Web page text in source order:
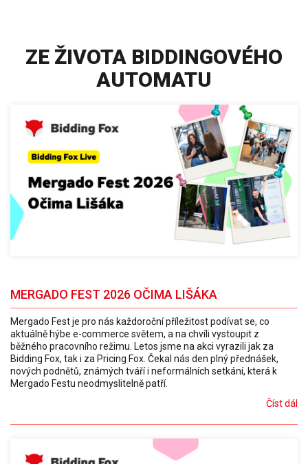
ZE ŽIVOTA BIDDINGOVÉHO
AUTOMATU
MERGADO FEST 2026 OČIMA LIŠÁKA
Mergado Fest je pro nás každoroční příležitost podívat se, co
aktuálně hýbe e-commerce světem, a na chvíli vystoupit z
běžného pracovního režimu. Letos jsme na akci vyrazili jak za
Bidding Fox, tak i za Pricing Fox. Čekal nás den plný přednášek,
nových podnětů, známých tváří i neformálních setkání, která k
Mergado Festu neodmyslitelně patří.
Číst dál